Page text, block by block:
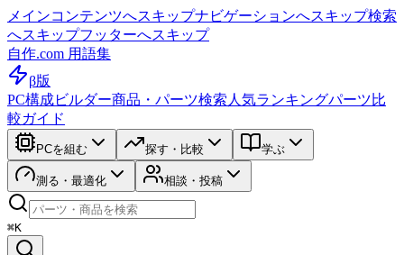
メインコンテンツへスキップナビゲーションへスキップ検索
へスキップフッターへスキップ
自作.com 用語集
β版
PC構成ビルダー商品・パーツ検索 人気ランキングパーツ比
較ガイド
PCを組む 探す・比較 学ぶ
測る・最適化 相談・投稿
⌘K